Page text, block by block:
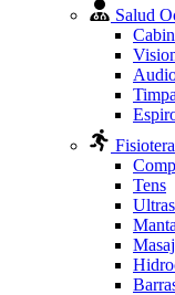
Salud
Tens